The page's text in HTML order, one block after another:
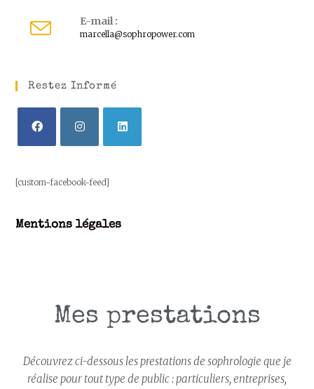
E-mail :
marcella@sophropower.com
Restez Informé
[custom-facebook-feed]
Mentions légales
Mes prestations
Découvrez ci-dessous les prestations de sophrologie que je
réalise pour tout type de public : particuliers, entreprises,